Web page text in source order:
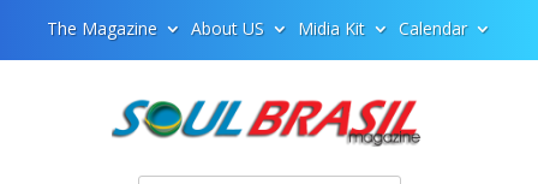
The Magazine About US Midia Kit Calendar